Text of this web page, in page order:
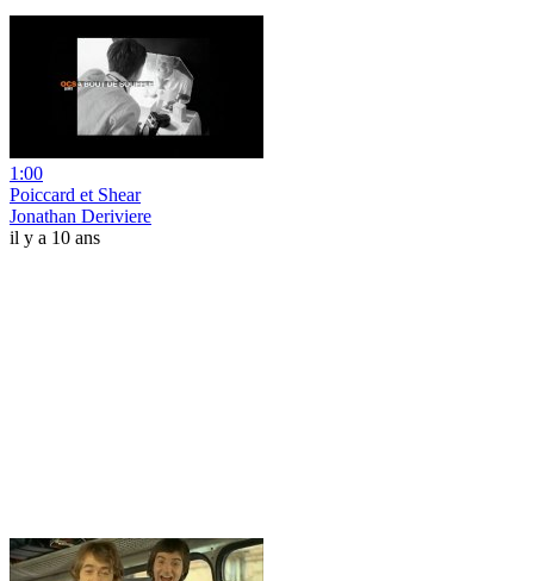
1:00
Poiccard et Shear
Jonathan Deriviere
il y a 10 ans